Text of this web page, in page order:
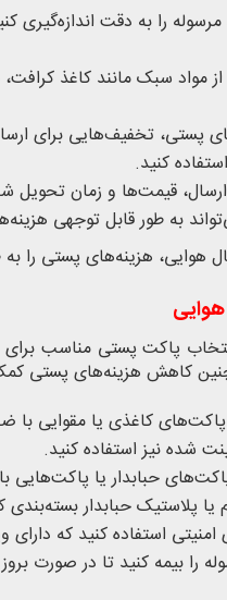
مرسوله را به دقت اندازه‌گیری
مواد سبک مانند کاغذ
پستی، تخفیف‌هایی برای
کنید.
قیمت‌ها و زمان تحویل
به طور قابل توجهی
هوایی، هزینه‌های پستی را
پاکت پستی مناسب برای
کاهش هزینه‌های پستی
پاکت‌های کاغذی یا مقوایی
شده نیز استفاده کنید.
حبابدار یا پاکت‌هایی
یا پلاستیک حبابدار بسته‌بندی
امنیتی استفاده کنید که
را بیمه کنید تا در صورت